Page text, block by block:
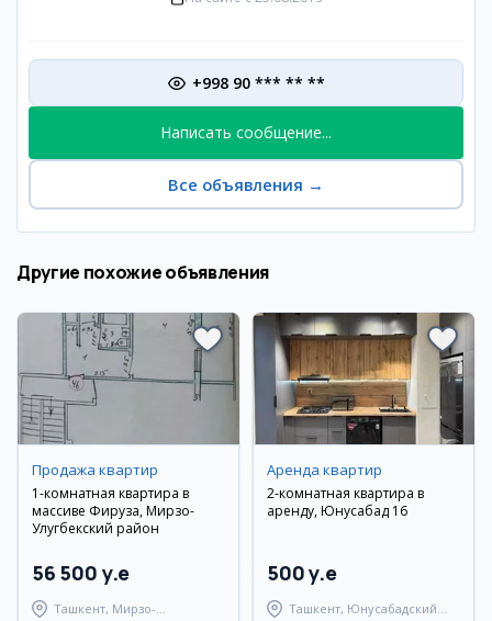
+998 90 *** ** **
Написать сообщение...
Все объявления →
Другие похожие объявления
Продажа квартир
1-комнатная квартира в
массиве Фируза, Мирзо-
Улугбекский район
56 500 y.e
Ташкент, Мирзо-
Аренда квартир
2-комнатная квартира в
аренду, Юнусабад 16
500 y.e
Ташкент, Юнусабадский